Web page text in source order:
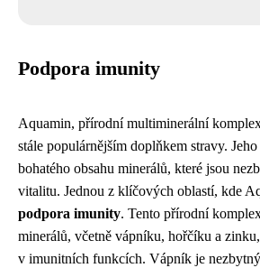
Podpora imunity
Aquamin, přírodní multiminerální
stále populárnějším doplňkem stravy.
bohatého obsahu minerálů, které jsou
vitalitu. Jednou z klíčových oblastí, kde
podpora imunity. Tento přírodní
minerálů, včetně vápníku, hořčíku a
v imunitních funkcích. Vápník je